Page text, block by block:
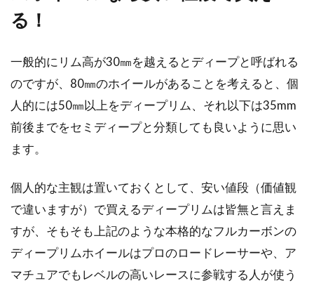
る！
一般的にリム高が30㎜を越えるとディープと呼ばれる
のですが、80㎜のホイールがあることを考えると、個
人的には50㎜以上をディープリム、それ以下は35mm
前後までをセミディープと分類しても良いように思い
ます。
個人的な主観は置いておくとして、安い値段（価値観
で違いますが）で買えるディープリムは皆無と言えま
すが、そもそも上記のような本格的なフルカーボンの
ディープリムホイールはプロのロードレーサーや、ア
マチュアでもレベルの高いレースに参戦する人が使う